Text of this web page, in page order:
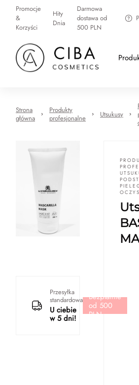
Promocje
&
Korzyści
Hity
Dnia
Darmowa
dostawa od
500 PLN
Strona
główna
Produkty
profesjonalne
Utsukusy
Przesyłka
standardowa
U ciebie
w 5 dni!
Bezpłatnie
od 500
PLN